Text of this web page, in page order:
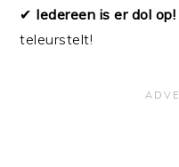
✔ Iedereen is er dol op!
teleurstelt!